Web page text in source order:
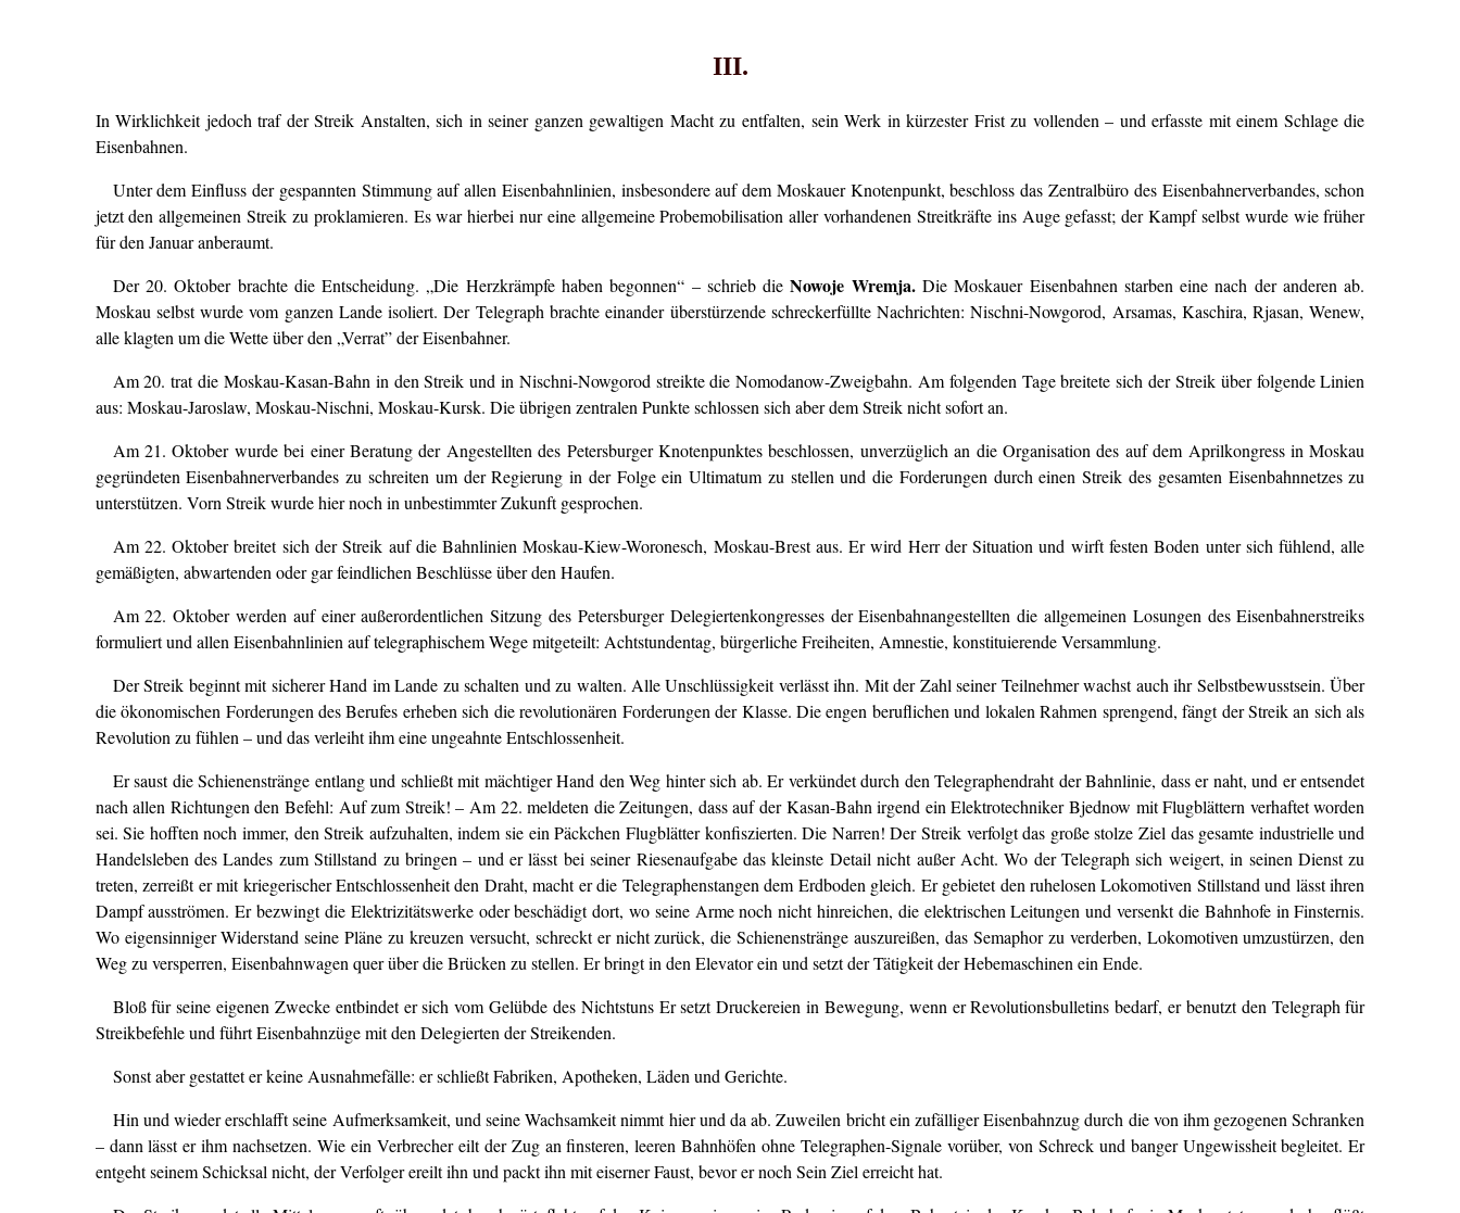
III.
In Wirklichkeit jedoch traf der Streik Anstalten, sich in seiner ganzen gewaltigen Macht zu entfalten, sein Werk in kürzester Frist zu vollenden – und erfasste mit einem Schlage die
Eisenbahnen.
Unter dem Einfluss der gespannten Stimmung auf allen Eisenbahnlinien, insbesondere auf dem Moskauer Knotenpunkt, beschloss das Zentralbüro des Eisenbahnerverbandes, schon
jetzt den allgemeinen Streik zu proklamieren. Es war hierbei nur eine allgemeine Probemobilisation aller vorhandenen Streitkräfte ins Auge gefasst; der Kampf selbst wurde wie früher
für den Januar anberaumt.
Der 20. Oktober brachte die Entscheidung. „Die Herzkrämpfe haben begonnen“ – schrieb dieNowoje Wremja.Die Moskauer Eisenbahnen starben eine nach der anderen ab.
Moskau selbst wurde vom ganzen Lande isoliert. Der Telegraph brachte einander überstürzende schreckerfüllte Nachrichten: Nischni-Nowgorod, Arsamas, Kaschira, Rjasan, Wenew,
alle klagten um die Wette über den „Verrat” der Eisenbahner.
Am 20. trat die Moskau-Kasan-Bahn in den Streik und in Nischni-Nowgorod streikte die Nomodanow-Zweigbahn. Am folgenden Tage breitete sich der Streik über folgende Linien
aus: Moskau-Jaroslaw, Moskau-Nischni, Moskau-Kursk. Die übrigen zentralen Punkte schlossen sich aber dem Streik nicht sofort an.
Am 21. Oktober wurde bei einer Beratung der Angestellten des Petersburger Knotenpunktes beschlossen, unverzüglich an die Organisation des auf dem Aprilkongress in Moskau
gegründeten Eisenbahnerverbandes zu schreiten um der Regierung in der Folge ein Ultimatum zu stellen und die Forderungen durch einen Streik des gesamten Eisenbahnnetzes zu
unterstützen. Vorn Streik wurde hier noch in unbestimmter Zukunft gesprochen.
Am 22. Oktober breitet sich der Streik auf die Bahnlinien Moskau-Kiew-Woronesch, Moskau-Brest aus. Er wird Herr der Situation und wirft festen Boden unter sich fühlend, alle
gemäßigten, abwartenden oder gar feindlichen Beschlüsse über den Haufen.
Am 22. Oktober werden auf einer außerordentlichen Sitzung des Petersburger Delegiertenkongresses der Eisenbahnangestellten die allgemeinen Losungen des Eisenbahnerstreiks
formuliert und allen Eisenbahnlinien auf telegraphischem Wege mitgeteilt: Achtstundentag, bürgerliche Freiheiten, Amnestie, konstituierende Versammlung.
Der Streik beginnt mit sicherer Hand im Lande zu schalten und zu walten. Alle Unschlüssigkeit verlässt ihn. Mit der Zahl seiner Teilnehmer wachst auch ihr Selbstbewusstsein. Über
die ökonomischen Forderungen des Berufes erheben sich die revolutionären Forderungen der Klasse. Die engen beruflichen und lokalen Rahmen sprengend, fängt der Streik an sich als
Revolution zu fühlen – und das verleiht ihm eine ungeahnte Entschlossenheit.
Er saust die Schienenstränge entlang und schließt mit mächtiger Hand den Weg hinter sich ab. Er verkündet durch den Telegraphendraht der Bahnlinie, dass er naht, und er entsendet
nach allen Richtungen den Befehl: Auf zum Streik! – Am 22. meldeten die Zeitungen, dass auf der Kasan-Bahn irgend ein Elektrotechniker Bjednow mit Flugblättern verhaftet worden
sei. Sie hofften noch immer, den Streik aufzuhalten, indem sie ein Päckchen Flugblätter konfiszierten. Die Narren! Der Streik verfolgt das große stolze Ziel das gesamte industrielle und
Handelsleben des Landes zum Stillstand zu bringen – und er lässt bei seiner Riesenaufgabe das kleinste Detail nicht außer Acht. Wo der Telegraph sich weigert, in seinen Dienst zu
treten, zerreißt er mit kriegerischer Entschlossenheit den Draht, macht er die Telegraphenstangen dem Erdboden gleich. Er gebietet den ruhelosen Lokomotiven Stillstand und lässt ihren
Dampf ausströmen. Er bezwingt die Elektrizitätswerke oder beschädigt dort, wo seine Arme noch nicht hinreichen, die elektrischen Leitungen und versenkt die Bahnhofe in Finsternis.
Wo eigensinniger Widerstand seine Pläne zu kreuzen versucht, schreckt er nicht zurück, die Schienenstränge auszureißen, das Semaphor zu verderben, Lokomotiven umzustürzen, den
Weg zu versperren, Eisenbahnwagen quer über die Brücken zu stellen. Er bringt in den Elevator ein und setzt der Tätigkeit der Hebemaschinen ein Ende.
Bloß für seine eigenen Zwecke entbindet er sich vom Gelübde des Nichtstuns Er setzt Druckereien in Bewegung, wenn er Revolutionsbulletins bedarf, er benutzt den Telegraph für
Streikbefehle und führt Eisenbahnzüge mit den Delegierten der Streikenden.
Sonst aber gestattet er keine Ausnahmefälle: er schließt Fabriken, Apotheken, Läden und Gerichte.
Hin und wieder erschlafft seine Aufmerksamkeit, und seine Wachsamkeit nimmt hier und da ab. Zuweilen bricht ein zufälliger Eisenbahnzug durch die von ihm gezogenen Schranken
– dann lässt er ihm nachsetzen. Wie ein Verbrecher eilt der Zug an finsteren, leeren Bahnhöfen ohne Telegraphen-Signale vorüber, von Schreck und banger Ungewissheit begleitet. Er
entgeht seinem Schicksal nicht, der Verfolger ereilt ihn und packt ihn mit eiserner Faust, bevor er noch Sein Ziel erreicht hat.